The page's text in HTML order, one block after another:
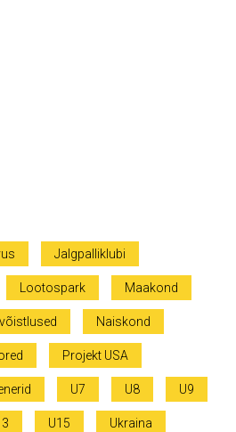
Jalgpalliklubi
Lootospark Maakond
Naiskond
Projekt USA
U7 U8 U9
U15 Ukraina